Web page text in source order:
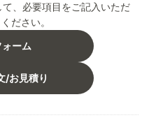
、必要項目をご記入いただ
ださい。
ーム
/お見積り